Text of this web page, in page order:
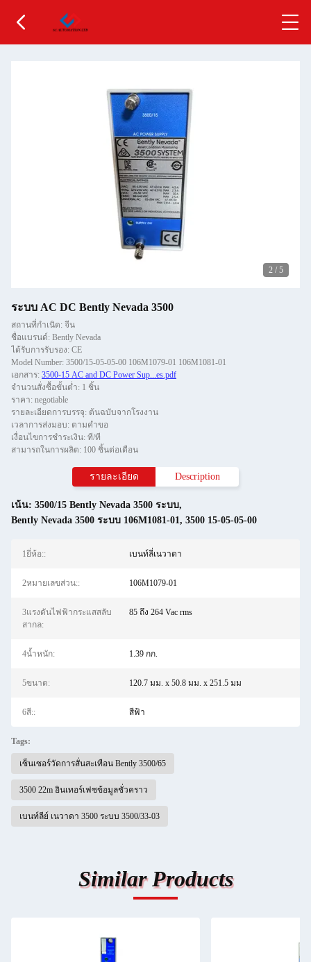
2 / 5
ระบบ AC DC Bently Nevada 3500
สถานที่กำเนิด: จีน
ชื่อแบรนด์: Bently Nevada
ได้รับการรับรอง: CE
Model Number: 3500/15-05-05-00 106M1079-01 106M1081-01
เอกสาร: 3500-15 AC and DC Power Sup...es.pdf
จำนวนสั่งซื้อขั้นต่ำ: 1 ชิ้น
ราคา: negotiable
รายละเอียดการบรรจุ: ต้นฉบับจากโรงงาน
เวลาการส่งมอบ: ตามคำขอ
เงื่อนไขการชำระเงิน: ที/ที
สามารถในการผลิต: 100 ชิ้นต่อเดือน
รายละเอียด Description
เน้น: 3500/15 Bently Nevada 3500 ระบบ,
Bently Nevada 3500 ระบบ 106M1081-01, 3500 15-05-05-00
1ยี่ห้อ:: เบนท์ลี่เนวาดา
2หมายเลขส่วน:: 106M1079-01
3แรงดันไฟฟ้ากระแสสลับ
สากล:
85 ถึง 264 Vac rms
4น้ำหนัก: 1.39 กก.
5ขนาด: 120.7 มม. x 50.8 มม. x 251.5 มม
6สี:: สีฟ้า
Tags:
เซ็นเซอร์วัดการสั่นสะเทือน Bently 3500/65
3500 22m อินเทอร์เฟซข้อมูลชั่วคราว
เบนท์ลีย์ เนวาดา 3500 ระบบ 3500/33-03
Similar Products